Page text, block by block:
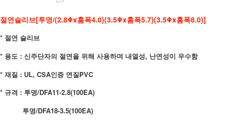
절연슬리브[투명/(2.8Φx홈폭4.0)(3.5Φx홈폭5.7)(3.5Φx홈폭8.0)]
* 절연 슬리브
* 용도 : 신주단자의 절연을 위해 사용하며 내열성, 난연성이 우수함
* 재질 : UL, CSA인증 연질PVC
* 규격 : 투명/DFA11-2.8(100EA)
투명/DFA18-3.5(100EA)